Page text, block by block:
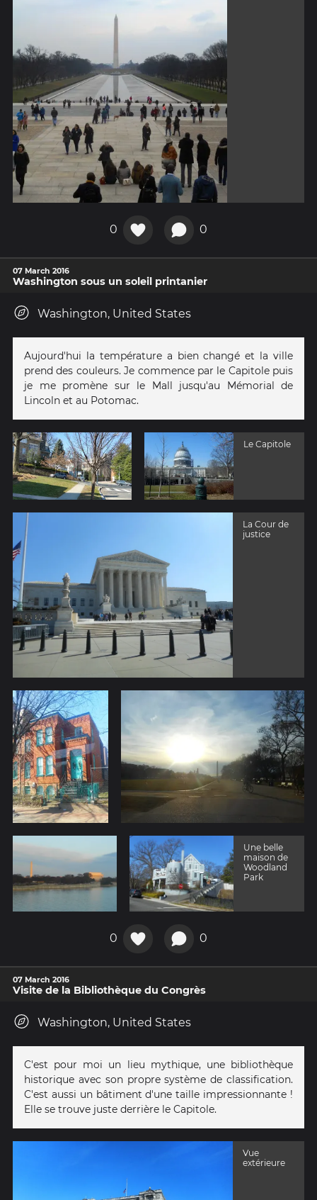
0 0
07 March 2016
Washington sous un soleil printanier
Washington, United States
Aujourd'hui la température a bien changé et la ville
prend des couleurs. Je commence par le Capitole puis
je me promène sur le Mall jusqu'au Mémorial de
Lincoln et au Potomac.
Le Capitole
La Cour de
justice
Une belle
maison de
Woodland
Park
0 0
07 March 2016
Visite de la Bibliothèque du Congrès
Washington, United States
C'est pour moi un lieu mythique, une bibliothèque
historique avec son propre système de classification.
C'est aussi un bâtiment d'une taille impressionnante !
Elle se trouve juste derrière le Capitole.
Vue
extérieure